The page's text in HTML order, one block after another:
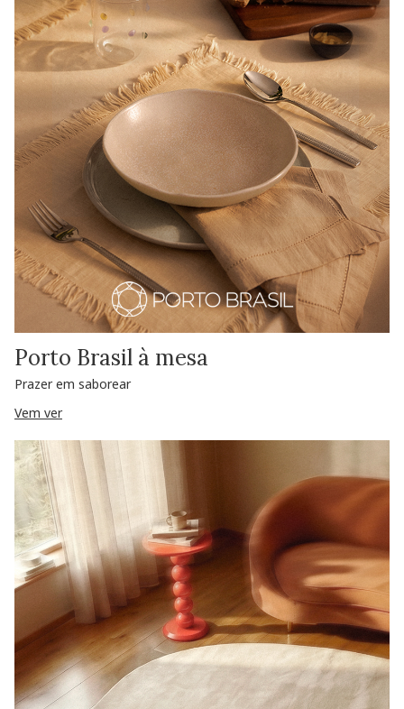
Porto Brasil à mesa
Prazer em saborear
Vem ver